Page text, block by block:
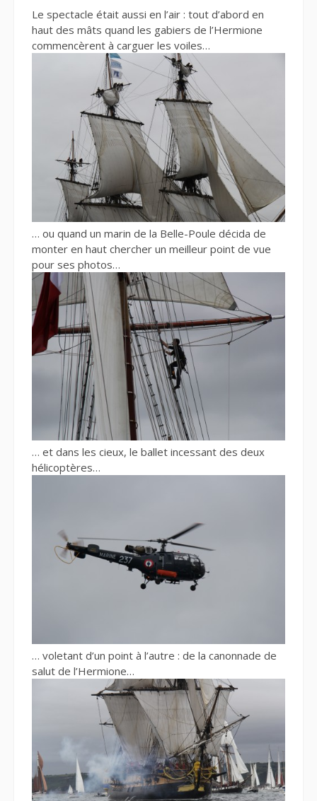
Le spectacle était aussi en l’air : tout d’abord en
haut des mâts quand les gabiers de l’Hermione
commencèrent à carguer les voiles…
… ou quand un marin de la Belle-Poule décida de
monter en haut chercher un meilleur point de vue
pour ses photos…
… et dans les cieux, le ballet incessant des deux
hélicoptères…
… voletant d’un point à l’autre : de la canonnade de
salut de l’Hermione…